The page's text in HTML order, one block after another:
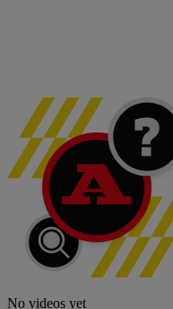
No videos yet